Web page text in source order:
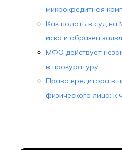
микрокредитная
Как подать в суд на
иска и образец
МФО действует
в прокуратуру
Права кредитора в
физического лица: к